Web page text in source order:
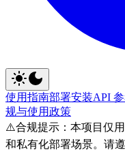
使用指南部署安装API
规与使用政策
⚠️合规提示：本项目仅
和私有化部署场景。请